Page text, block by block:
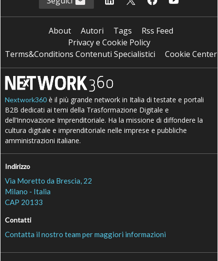
About Autori Tags
Rss Feed
Privacy e Cookie Policy
Terms&Conditions Contenuti Specialistici
Cookie Center
Nextwork360 è il più grande network in Italia di testate e portali
B2B dedicati ai temi della Trasformazione Digitale e
dell’Innovazione Imprenditoriale. Ha la missione di diffondere la
cultura digitale e imprenditoriale nelle imprese e pubbliche
amministrazioni italiane.
Indirizzo
Via Moretto da Brescia, 22
Milano - Italia
CAP 20133
Contatti
Contatta il nostro team per maggiori informazioni